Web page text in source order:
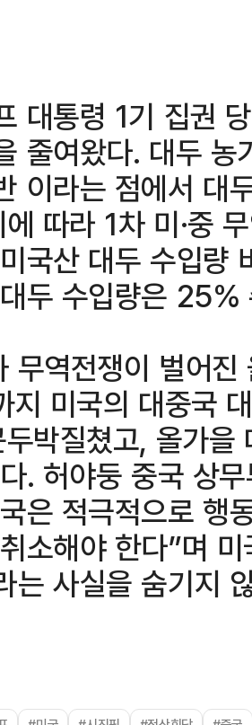
대통령 1기 집권
줄여왔다. 대두
이라는 점에서 대
따라 1차 미·중
국산 대두 수입
두 수입량은 25%
무역전쟁이 벌어
지 미국의 대중국
박질쳤고, 올가을
. 허야둥 중국 상
은 적극적으로 행
소해야 한다”며
는 사실을 숨기지